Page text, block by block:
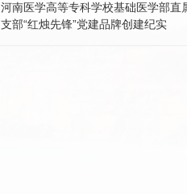
河南医学高等专科学校基础医学部直
支部“红烛先锋”党建品牌创建纪实